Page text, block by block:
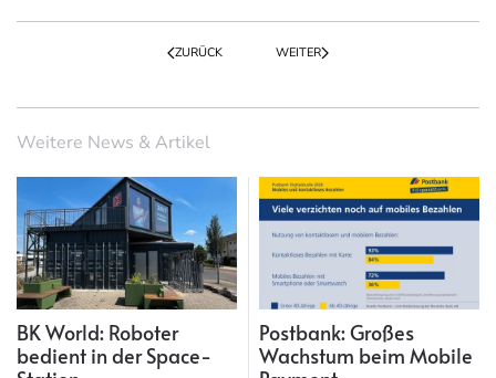
ZURÜCK WEITER
Weitere News & Artikel
BK World: Roboter
bedient in der Space-
Postbank: Großes
Wachstum beim Mobile